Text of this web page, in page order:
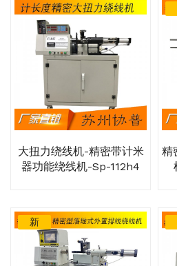
大扭力绕线机-精密带计米
器功能绕线机-Sp-112h4
精
新